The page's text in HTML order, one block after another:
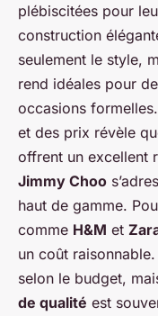
plébiscitées pour
construction
seulement le style,
rend idéales pour
occasions
et des prix révèle
offrent un excellent
Jimmy Choo
haut de gamme.
comme H&M et
un coût
selon le budget,
de qualité est